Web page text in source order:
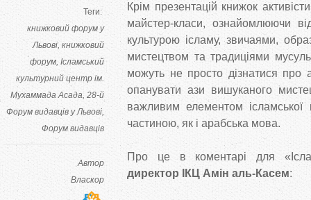
Теги:
книжковий форум у
Львові книжковий
форум Ісламський
культурний центр ім.
Мухаммада Асада 28-й
Форум видавців у Львові
Форум видавців
Автор
Власкор
Крім презентацій книжок
майстер-класи, ознайомлюючи
культурою ісламу, звичаями,
мистецтвом та традиціями
можуть не просто дізнатися про
опанувати ази вишуканого
важливим елементом ісламської
частиною, як і арабська мова.
Про це в коментарі для
директор ІКЦ Амін аль-Касем: